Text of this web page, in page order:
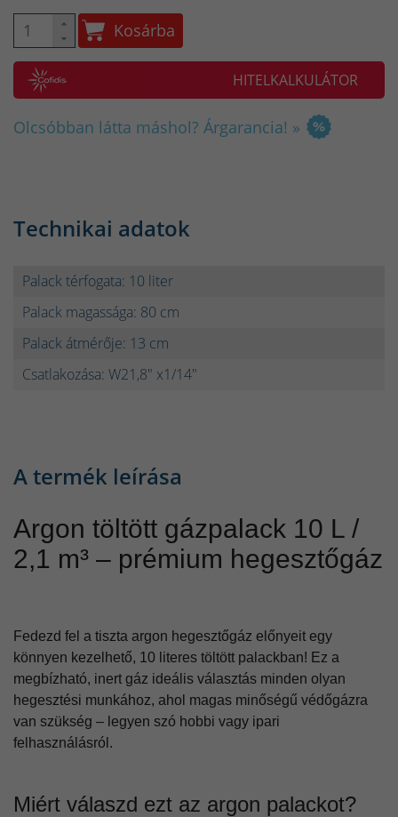
Kosárba
HITELKALKULÁTOR
Olcsóbban látta máshol? Árgarancia! »
Technikai adatok
Palack térfogata: 10 liter
Palack magassága: 80 cm
Palack átmérője: 13 cm
Csatlakozása: W21,8" x1/14"
A termék leírása
Argon töltött gázpalack 10 L /
2,1 m³ – prémium hegesztőgáz
Fedezd fel a tiszta argon hegesztőgáz előnyeit egy
könnyen kezelhető, 10 literes töltött palackban! Ez a
megbízható, inert gáz ideális választás minden olyan
hegesztési munkához, ahol magas minőségű védőgázra
van szükség – legyen szó hobbi vagy ipari
felhasználásról.
Miért válaszd ezt az argon palackot?